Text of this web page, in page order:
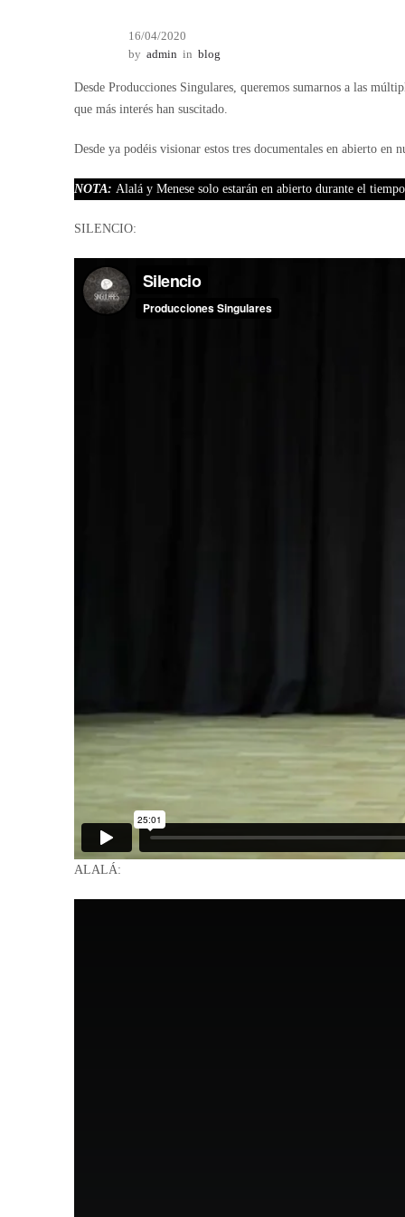
16/04/2020
by admin in blog
Desde Producciones Singulares, queremos sumarnos a las
que más interés han suscitado.
Desde ya podéis visionar estos tres documentales en abierto en
NOTA: Alalá y Menese solo estarán en abierto durante el
SILENCIO:
ALALÁ: